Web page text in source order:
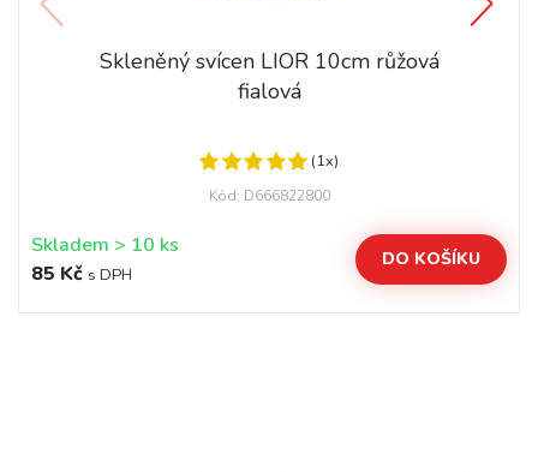
Skleněný svícen LIOR 10cm růžová
fialová
(1x)
Kód: D666822800
Skladem > 10 ks
85 Kč s DPH
DO KOŠÍKU